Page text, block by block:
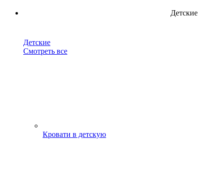
Детские
Детские
Смотреть все
Кровати в детскую